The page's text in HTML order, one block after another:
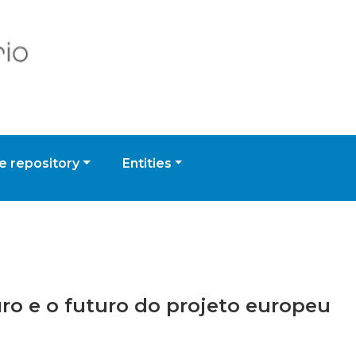
repository Entities
e o futuro do projeto europeu